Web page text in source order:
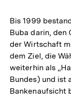
Bis 1999
Buba darin, den
der Wirtschaft
dem Ziel, die
weiterhin als
Bundes) und ist
Bankenaufsicht